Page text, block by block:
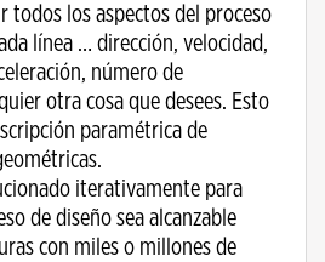
todos los aspectos del proceso
línea … dirección, velocidad,
número de
otra cosa que desees. Esto
paramétrica de
iterativamente para
de diseño sea alcanzable
con miles o millones de